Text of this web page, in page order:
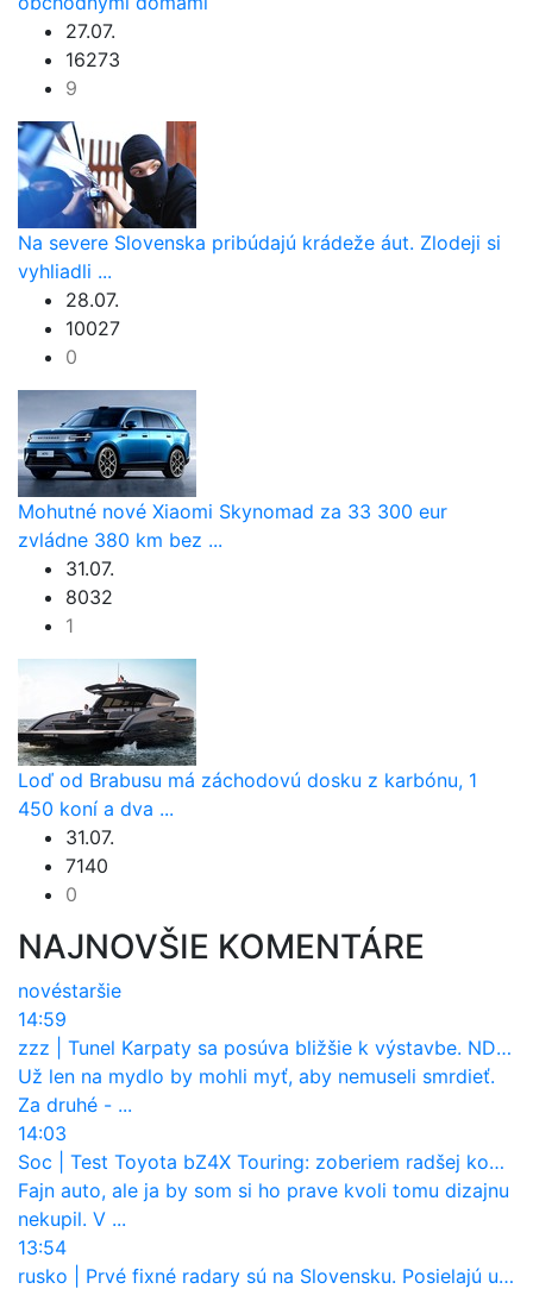
27.07.
16273
9
Na severe Slovenska pribúdajú krádeže áut. Zlodeji si
vyhliadli ...
28.07.
10027
0
Mohutné nové Xiaomi Skynomad za 33 300 eur
zvládne 380 km bez ...
31.07.
8032
1
Loď od Brabusu má záchodovú dosku z karbónu, 1
450 koní a dva ...
31.07.
7140
0
NAJNOVŠIE KOMENTÁRE
novéstaršie
14:59
zzz
Tunel Karpaty sa posúva bližšie k výstavbe. NDS urobila dôležitý krok
Už len na mydlo by mohli myť, aby nemuseli smrdieť.
Za druhé - ...
14:03
Soc
Test Toyota bZ4X Touring: zoberiem radšej kombi
Fajn auto, ale ja by som si ho prave kvoli tomu dizajnu
nekupil. V ...
13:54
rusko
Prvé fixné radary sú na Slovensku. Posielajú už pokuty? Ukáže ich Waze?